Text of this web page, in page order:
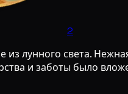
2
света. Нежная
и заботы было